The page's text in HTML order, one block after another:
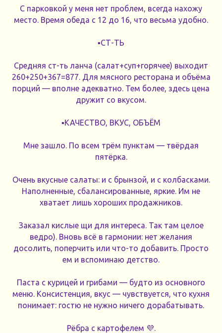
С парковкой у меня нет проблем, всегда нахожу
место. Время обеда с 12 до 16, что весьма удобно.
▪️СТ-ТЬ
Средняя ст-ть ланча (салат+суп+горячее) выходит
260+250+367=877. Для мясного ресторана и объёма
порций — вполне адекватно. Тем более, здесь цена
дружит со вкусом.
▪️КАЧЕСТВО, ВКУС, ОБЪЁМ
Мне зашло. По всем трём пунктам — твёрдая
пятёрка.
Очень вкусные салаты: и с брынзой, и с колбасками.
Наполненные, сбалансированные, яркие. Им не
хватает лишь хороших продажников.
Заказал кислые щи для интереса. Так там целое
ведро). Вновь всё в гармонии: нет желания
досолить, поперчить или что-то добавить. Просто
ем и вспоминаю детство.
Паста с курицей и грибами — будто из основного
меню. Консистенция, вкус — чувствуется, что кухня
понимает: гостю не нужно ничего дорабатывать.
Рёбра с картофелем 💜.